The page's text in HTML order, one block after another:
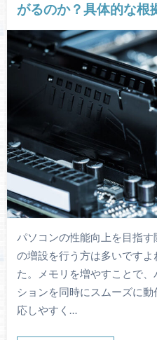
がるのか？具体的な根
パソコンの性能向上を目指す
の増設を行う方は多いです
た。メモリを増やすことで
ションを同時にスムーズに
応しやすく…